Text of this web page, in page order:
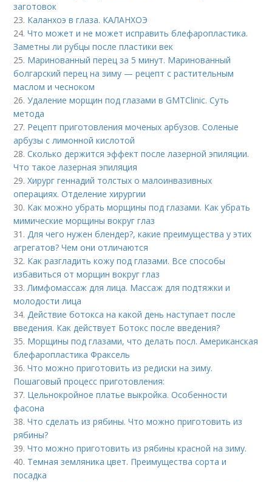
заготовок
23. Каланхоэ в глаза. КАЛАНХОЭ
24.Что может и не может исправить блефаропластика.
Заметны ли рубцы после пластики век
25. Маринованный перец за 5 минут. Маринованный
болгарский перец на зиму — рецепт с растительным
маслом и чесноком
26.Удаление морщин под глазами в GMTClinic. Суть
метода
27. Рецепт приготовления моченых арбузов. Соленые
арбузы с лимонной кислотой
28.Сколько держится эффект после лазерной эпиляции.
Что такое лазерная эпиляция
29.Хирург геннадий толстых о малоинвазивных
операциях. Отделение хирургии
30. Как можно убрать морщины под глазами. Как убрать
мимические морщины вокруг глаз
31.Для чего нужен блендер?, какие преимущества у этих
агрегатов? Чем они отличаются
32. Как разгладить кожу под глазами. Все способы
избавиться от морщин вокруг глаз
33.Лимфомассаж для лица. Массаж для подтяжки и
молодости лица
34.Действие ботокса на какой день наступает после
введения. Как действует Ботокс после введения?
35. Морщины под глазами, что делать посл. Американская
блефаропластика Фраксель
36.Что можно приготовить из редиски на зиму.
Пошаговый процесс приготовления:
37. Цельнокройное платье выкройка. Особенности
фасона
38.Что сделать из рябины. Что можно приготовить из
рябины?
39.Что можно приготовить из рябины красной на зиму.
40. Темная земляника цвет. Преимущества сорта и
посадка